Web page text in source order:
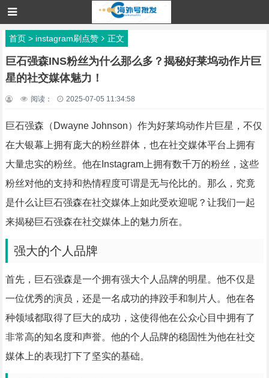
首页> instagram刷点赞 正文
巨石强森INS粉丝为什么那么多？揭秘好莱坞动作片巨
星的社交媒体魅力！
阅读： 2025-07-05 11:34:58
巨石强森（Dwayne Johnson）作为好莱坞动作片巨星，不仅
在大银幕上拥有庞大的粉丝群体，也在社交媒体平台上拥有
大量忠实的粉丝。他在Instagram上拥有数千万的粉丝，这些
粉丝对他的支持和热情程度可谓是无与伦比的。那么，究竟
是什么让巨石强森在社交媒体上如此受欢迎呢？让我们一起
来揭秘巨石强森在社交媒体上的魅力所在。
强大的个人品牌
首先，巨石强森是一个拥有强大个人品牌的明星。他不仅是
一位优秀的演员，还是一名成功的摔跤手和制片人。他在各
种领域都取得了巨大的成功，这使得他在公众心目中拥有了
非常高的知名度和声誉。他的个人品牌的稳固性为他在社交
媒体上的表现打下了坚实的基础。